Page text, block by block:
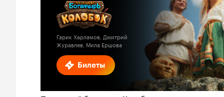
Билеты
Гарик Харламов, Дмитрий
Журавлев, Мила Ершова